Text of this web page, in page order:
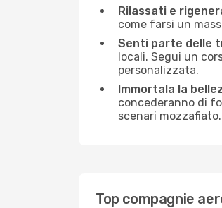
Rilassati e
come farsi un
Senti parte delle
locali. Segui un
personalizzata.
Immortala la
concederanno di
scenari mozzafiato.
Top compagnie